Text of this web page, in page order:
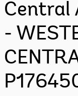
Central
-